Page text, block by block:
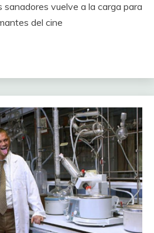
vuelve a la carga para
del cine